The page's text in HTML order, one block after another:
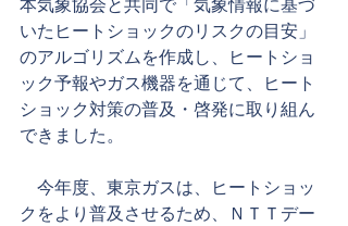
いたヒートショックのリスクの目安」
のアルゴリズムを作成し、ヒートショ
ック予報やガス機器を通じて、ヒート
ショック対策の普及・啓発に取り組ん
できました。
今年度、東京ガスは、ヒートショッ
クをより普及させるため、ＮＴＴデー